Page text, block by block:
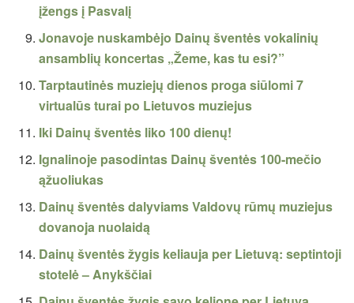
įžengs į Pasvalį
Jonavoje nuskambėjo Dainų šventės vokalinių
ansamblių koncertas „Žeme, kas tu esi?”
Tarptautinės muziejų dienos proga siūlomi 7
virtualūs turai po Lietuvos muziejus
Iki Dainų šventės liko 100 dienų!
Ignalinoje pasodintas Dainų šventės 100-mečio
ąžuoliukas
Dainų šventės dalyviams Valdovų rūmų muziejus
dovanoja nuolaidą
Dainų šventės žygis keliauja per Lietuvą: septintoji
stotelė – Anykščiai